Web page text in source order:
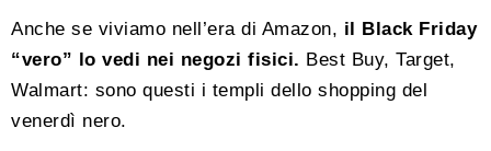
Anche se viviamo nell’era di Amazon, il Black Friday
“vero” lo vedi nei negozi fisici. Best Buy, Target,
Walmart: sono questi i templi dello shopping del
venerdì nero.